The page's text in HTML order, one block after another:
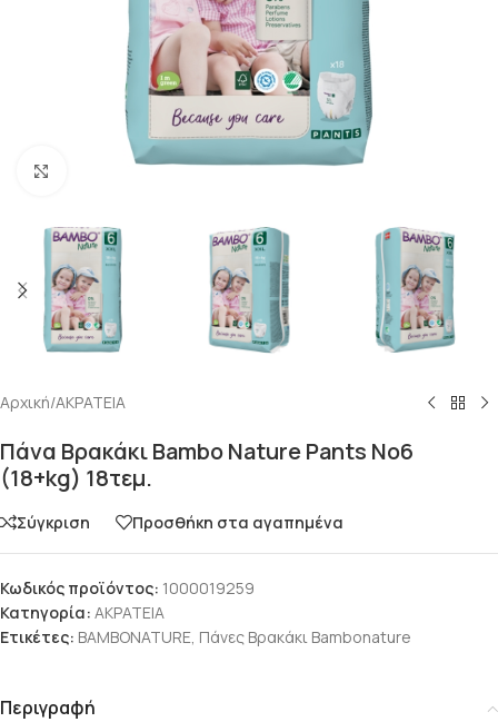
Click to enlarge
Αρχική/ΑΚΡΑΤΕΙΑ
Πάνα Βρακάκι Bambo Nature Pants No6
(18+kg) 18τεμ.
Σύγκριση Προσθήκη στα αγαπημένα
Κωδικός προϊόντος: 1000019259
Κατηγορία: ΑΚΡΑΤΕΙΑ
Ετικέτες: BAMBONATURE, Πάνες Βρακάκι Bambonature
Περιγραφή